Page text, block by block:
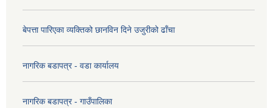
बेपत्ता पारिएका व्यक्तिको छानविन दिने उजुरीको ढाँचा
नागरिक बडापत्र - वडा कार्यालय
नागरिक बडापत्र - गाउँपालिका